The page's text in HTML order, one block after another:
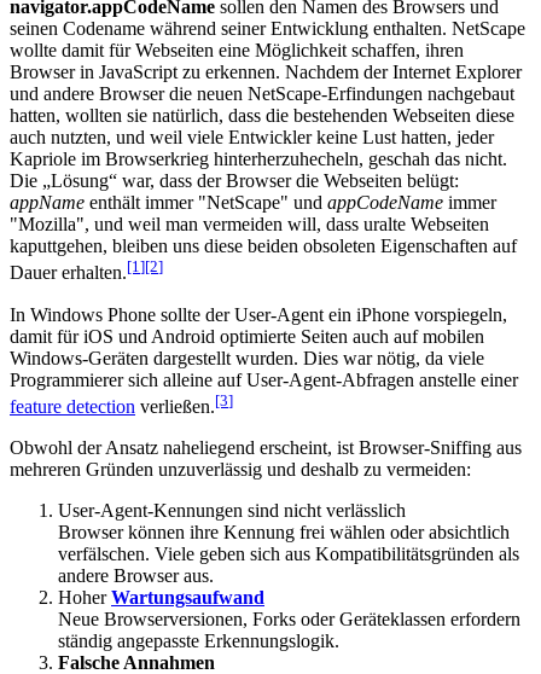
navigator.appCodeName sollen den Namen des Browsers und
seinen Codename während seiner Entwicklung enthalten. NetScape
wollte damit für Webseiten eine Möglichkeit schaffen, ihren
Browser in JavaScript zu erkennen. Nachdem der Internet Explorer
und andere Browser die neuen NetScape-Erfindungen nachgebaut
hatten, wollten sie natürlich, dass die bestehenden Webseiten diese
auch nutzten, und weil viele Entwickler keine Lust hatten, jeder
Kapriole im Browserkrieg hinterherzuhecheln, geschah das nicht.
Die „Lösung“ war, dass der Browser die Webseiten belügt:
appName enthält immer "NetScape" und appCodeName immer
"Mozilla", und weil man vermeiden will, dass uralte Webseiten
kaputtgehen, bleiben uns diese beiden obsoleten Eigenschaften auf
Dauer erhalten.[1][2]
In Windows Phone sollte der User-Agent ein iPhone vorspiegeln,
damit für iOS und Android optimierte Seiten auch auf mobilen
Windows-Geräten dargestellt wurden. Dies war nötig, da viele
Programmierer sich alleine auf User-Agent-Abfragen anstelle einer
feature detection verließen.[3]
Obwohl der Ansatz naheliegend erscheint, ist Browser-Sniffing aus
mehreren Gründen unzuverlässig und deshalb zu vermeiden:
User-Agent-Kennungen sind nicht verlässlich
Browser können ihre Kennung frei wählen oder absichtlich
verfälschen. Viele geben sich aus Kompatibilitätsgründen als
andere Browser aus.
HoherWartungsaufwand
Neue Browserversionen, Forks oder Geräteklassen erfordern
ständig angepasste Erkennungslogik.
Falsche Annahmen